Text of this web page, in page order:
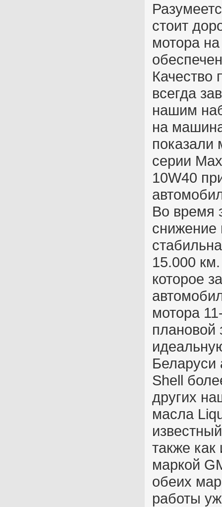
стоит
мотора
Качество
всегда
нашим
на
показали
серии
10W40
Во время
снижение
15.000
которое
мотора
Беларуси
Shell
других
масла
также
маркой
обеих
работы